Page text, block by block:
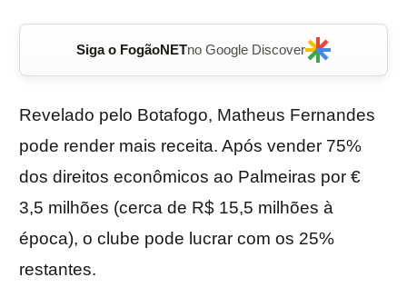
Siga o FogãoNETno Google Discover
Revelado pelo Botafogo, Matheus Fernandes
pode render mais receita. Após vender 75%
dos direitos econômicos ao Palmeiras por €
3,5 milhões (cerca de R$ 15,5 milhões à
época), o clube pode lucrar com os 25%
restantes.